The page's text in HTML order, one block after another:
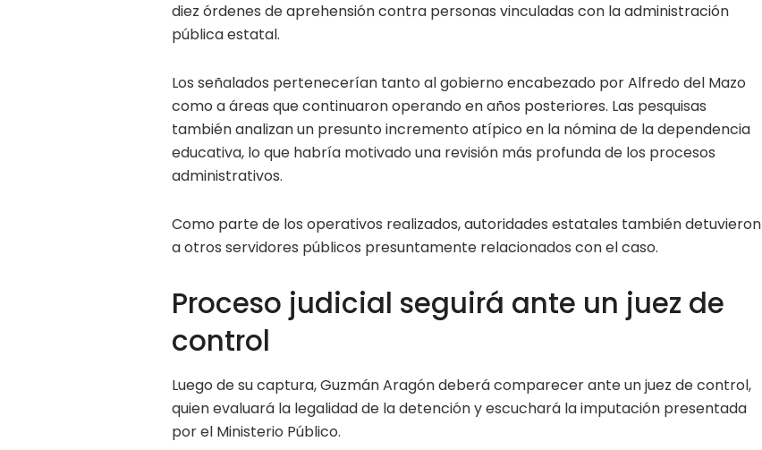
diez órdenes de aprehensión contra personas vinculadas con la administración
pública estatal.
Los señalados pertenecerían tanto al gobierno encabezado por Alfredo del Mazo
como a áreas que continuaron operando en años posteriores. Las pesquisas
también analizan un presunto incremento atípico en la nómina de la dependencia
educativa, lo que habría motivado una revisión más profunda de los procesos
administrativos.
Como parte de los operativos realizados, autoridades estatales también detuvieron
a otros servidores públicos presuntamente relacionados con el caso.
Proceso judicial seguirá ante un juez de
control
Luego de su captura, Guzmán Aragón deberá comparecer ante un juez de control,
quien evaluará la legalidad de la detención y escuchará la imputación presentada
por el Ministerio Público.